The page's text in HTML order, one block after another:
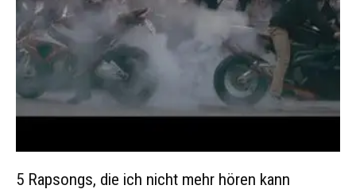
5 Rapsongs, die ich nicht mehr hören kann